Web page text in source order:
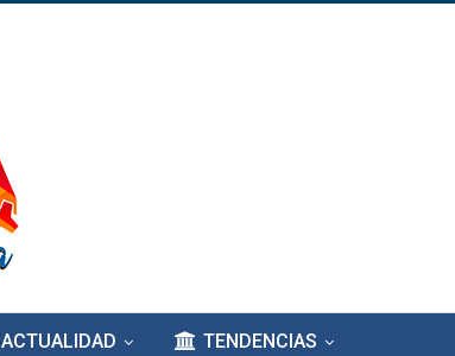
ACTUALIDAD TENDENCIAS